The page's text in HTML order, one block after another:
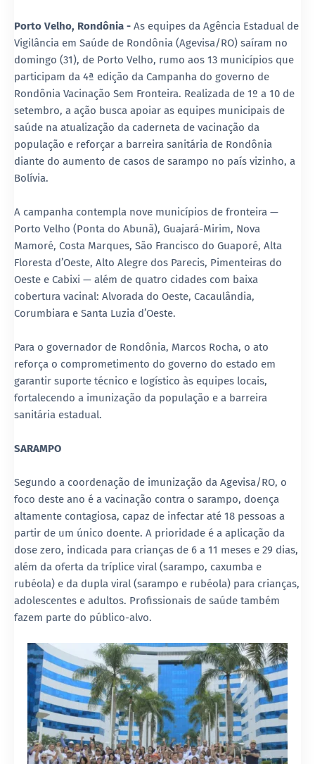
Porto Velho, Rondônia - As equipes da Agência Estadual de
Vigilância em Saúde de Rondônia (Agevisa/RO) saíram no
domingo (31), de Porto Velho, rumo aos 13 municípios que
participam da 4ª edição da Campanha do governo de
Rondônia Vacinação Sem Fronteira. Realizada de 1º a 10 de
setembro, a ação busca apoiar as equipes municipais de
saúde na atualização da caderneta de vacinação da
população e reforçar a barreira sanitária de Rondônia
diante do aumento de casos de sarampo no país vizinho, a
Bolívia.
A campanha contempla nove municípios de fronteira —
Porto Velho (Ponta do Abunã), Guajará-Mirim, Nova
Mamoré, Costa Marques, São Francisco do Guaporé, Alta
Floresta d’Oeste, Alto Alegre dos Parecis, Pimenteiras do
Oeste e Cabixi — além de quatro cidades com baixa
cobertura vacinal: Alvorada do Oeste, Cacaulândia,
Corumbiara e Santa Luzia d’Oeste.
Para o governador de Rondônia, Marcos Rocha, o ato
reforça o comprometimento do governo do estado em
garantir suporte técnico e logístico às equipes locais,
fortalecendo a imunização da população e a barreira
sanitária estadual.
SARAMPO
Segundo a coordenação de imunização da Agevisa/RO, o
foco deste ano é a vacinação contra o sarampo, doença
altamente contagiosa, capaz de infectar até 18 pessoas a
partir de um único doente. A prioridade é a aplicação da
dose zero, indicada para crianças de 6 a 11 meses e 29 dias,
além da oferta da tríplice viral (sarampo, caxumba e
rubéola) e da dupla viral (sarampo e rubéola) para crianças,
adolescentes e adultos. Profissionais de saúde também
fazem parte do público-alvo.